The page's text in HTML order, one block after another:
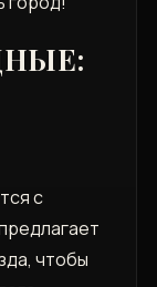
с
чтобы